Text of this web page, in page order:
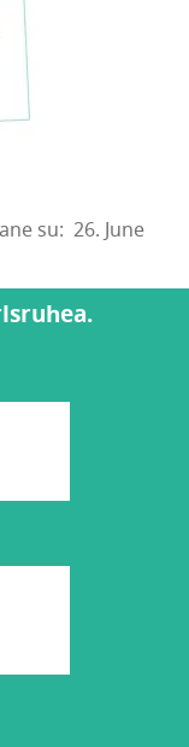
su: 26. June